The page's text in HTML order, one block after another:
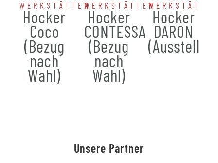
WERKSTÄTTEN
Hocker
Coco
(Bezug
nach
Wahl)
WERKSTÄTTEN
Hocker
CONTESSA
(Bezug
nach
Wahl)
Hocker
DARON
Unsere Partner